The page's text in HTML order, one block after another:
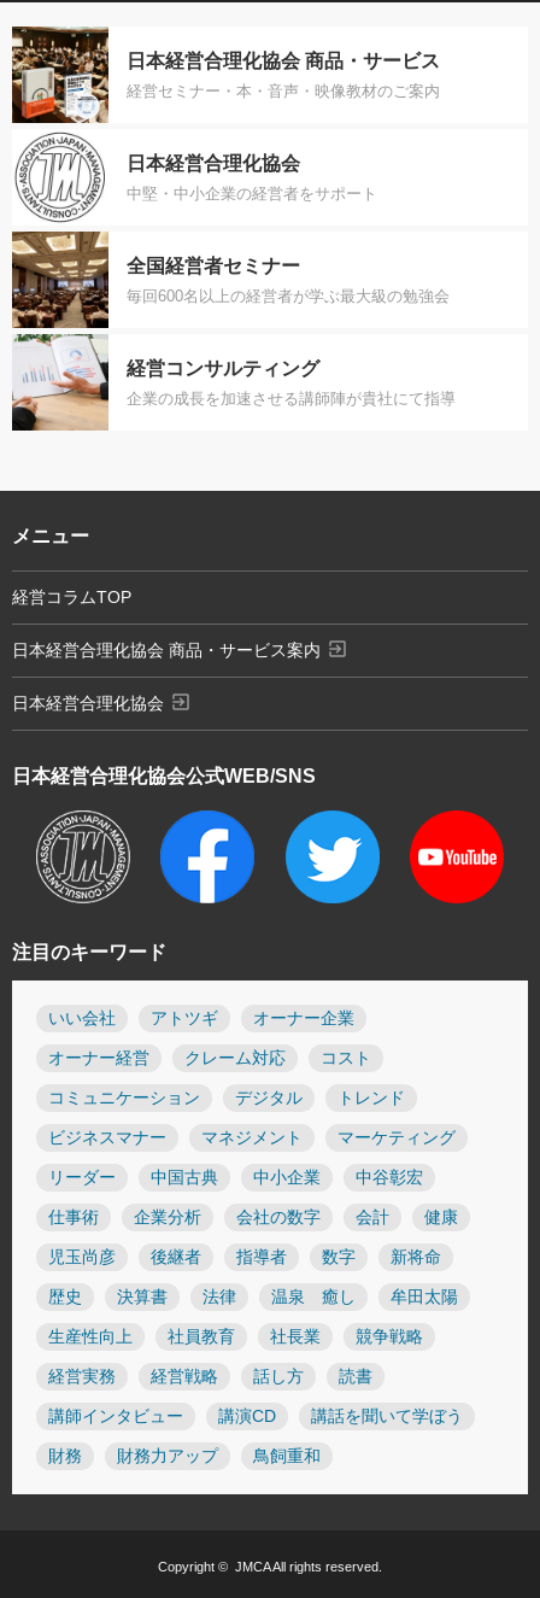
日本経営合理化協会 商品・サービス
経営セミナー・本・音声・映像教材のご案内
日本経営合理化協会
中堅・中小企業の経営者をサポート
全国経営者セミナー
毎回600名以上の経営者が学ぶ最大級の勉強会
経営コンサルティング
企業の成長を加速させる講師陣が貴社にて指導
注目のキーワード
いい会社 アトツギ オーナー企業
オーナー経営 クレーム対応 コスト
コミュニケーション デジタル トレンド
ビジネスマナー マネジメント マーケティング
リーダー 中国古典 中小企業 中谷彰宏
仕事術 企業分析 会社の数字 会計 健康
児玉尚彦 後継者 指導者 数字 新将命
歴史 決算書 法律 温泉 癒し 牟田太陽
生産性向上 社員教育 社長業 競争戦略
経営実務 経営戦略 話し方 読書
講師インタビュー 講演CD 講話を聞いて学ぼう
財務 財務力アップ 鳥飼重和
日本経営合理化協会公式WEB/SNS
メニュー
経営コラムTOP
日本経営合理化協会 商品・サービス案内 exit_to_app
日本経営合理化協会 exit_to_app
Copyright © JMCAAll rights reserved.